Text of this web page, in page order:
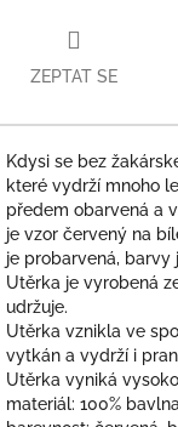
ZEPTAT SE
Kdysi se bez
které vydrží mnoho
předem obarvená a
je vzor červený na
je probarvená, barvy
Utěrka je vyrobená
udržuje.
Utěrka vznikla ve
vytkán a vydrží i
Utěrka vyniká
materiál: 100%